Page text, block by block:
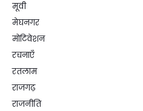
मूवी
मेघनगर
मोटिवेशन
रचनाएँ
रतलाम
राजगढ़
राजनीति